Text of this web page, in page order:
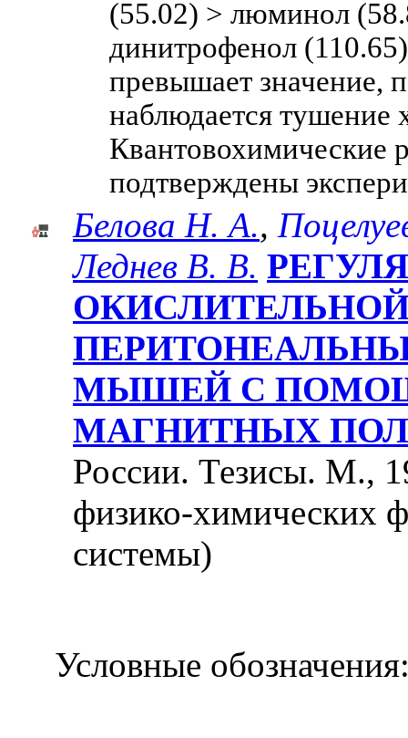
(55.02) > люминол
динитрофенол
превышает значение,
наблюдается тушение
Квантовохимические
подтверждены
Белова Н. А.,
Леднев В. В.
МЫШЕЙ С
МАГНИТНЫХ
России. Тезисы. М.,
физико-химических
системы)
Условные